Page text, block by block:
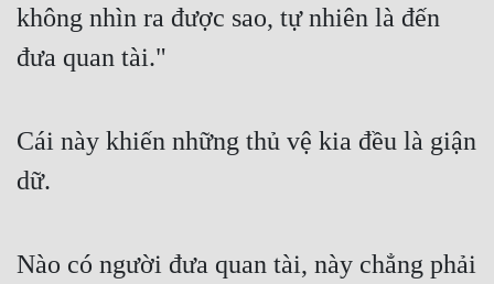
không nhìn ra được sao, tự nhiên là đến
đưa quan tài."
Cái này khiến những thủ vệ kia đều là giận
dữ.
Nào có người đưa quan tài, này chẳng phải